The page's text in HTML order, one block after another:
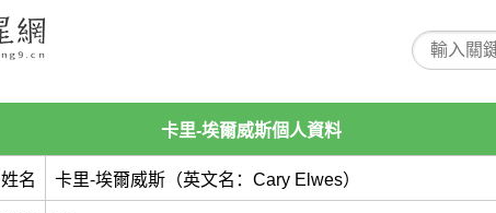
卡里-埃爾威斯個人資料
姓名 卡里-埃爾威斯（英文名：Cary Elwes）